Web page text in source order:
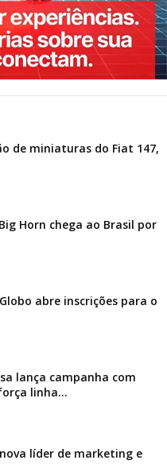
de miniaturas do Fiat 147,
Horn chega ao Brasil por
abre inscrições para o
lança campanha com
linha...
líder de marketing e